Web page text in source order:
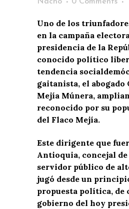
Uno de los
en la campaña
presidencia de la
conocido político
tendencia
gaitanista, el abogado
Mejía Múnera,
reconocido por su
del Flaco Mejía.
Este dirigente que
Antioquia, concejal
servidor público de
jugó desde un
propuesta política, de
gobierno del hoy